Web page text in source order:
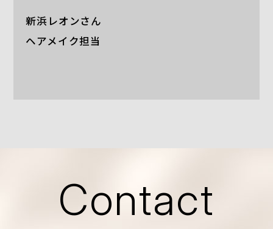
新浜レオンさん
ヘアメイク担当
Contact